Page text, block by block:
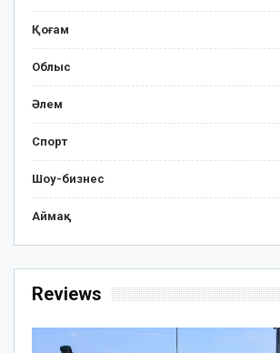
Қоғам
Облыс
Әлем
Спорт
Шоу-бизнес
Аймақ
Reviews